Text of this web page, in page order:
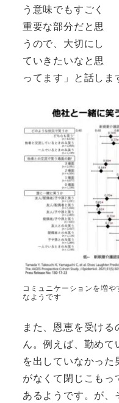
う意味でもすごく
重要な部分だと思
うので、大切にし
ていきたいなと思
ってます」と話しま
コミュニケーションを増
なようです
また、恩恵を受け
ん。例えば、勤め
を出していなかっ
がなくて閉じこもっ
あるようです。が、